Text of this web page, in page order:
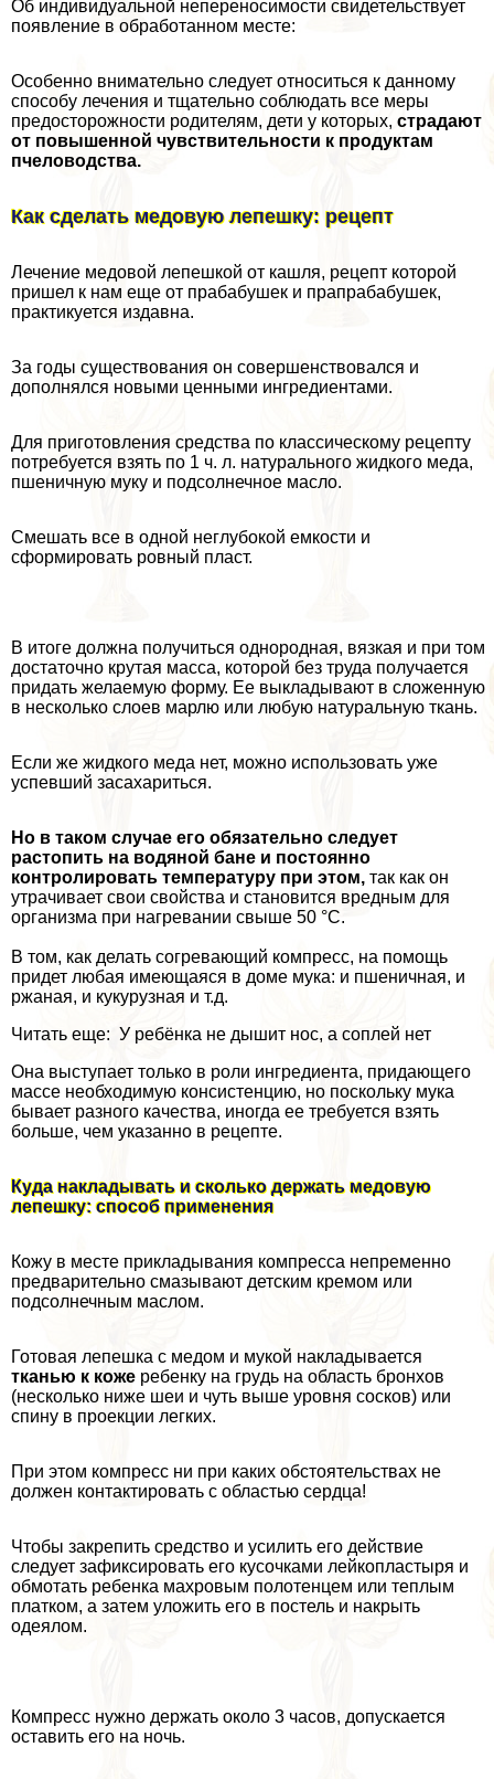
Об индивидуальной непереносимости свидетельствует
появление в обработанном месте:
Особенно внимательно следует относиться к данному
способу лечения и тщательно соблюдать все меры
предосторожности родителям, дети у которых, страдают
от повышенной чувствительности к продуктам
пчеловодства.
Как сделать медовую лепешку: рецепт
Лечение медовой лепешкой от кашля, рецепт которой
пришел к нам еще от пpaбабушек и прапpaбабушек,
пpaктикуется издавна.
За годы существования он совершенствовался и
дополнялся новыми ценными ингредиентами.
Для приготовления средства по классическому рецепту
потребуется взять по 1 ч. л. натурального жидкого меда,
пшеничную муку и подсолнечное масло.
Смешать все в одной неглубокой емкости и
сформировать ровный пласт.
В итоге должна получиться однородная, вязкая и при том
достаточно крутая масса, которой без труда получается
придать желаемую форму. Ее выкладывают в сложенную
в несколько слоев марлю или любую натуральную ткань.
Если же жидкого меда нет, можно использовать уже
успевший засахариться.
Но в таком случае его обязательно следует
растопить на водяной бане и постоянно
контролировать температуру при этом, так как он
утрачивает свои свойства и становится вредным для
организма при нагревании свыше 50 °С.
В том, как делать согревающий компресс, на помощь
придет любая имеющаяся в доме мука: и пшеничная, и
ржаная, и кукурузная и т.д.
Читать еще: У ребёнка не дышит нос, а соплей нет
Она выступает только в роли ингредиента, придающего
массе необходимую консистенцию, но поскольку мука
бывает разного качества, иногда ее требуется взять
больше, чем указанно в рецепте.
Куда накладывать и сколько держать медовую
лепешку: способ применения
Кожу в месте прикладывания компресса непременно
предварительно смазывают детским кремом или
подсолнечным маслом.
Готовая лепешка с медом и мукой накладывается
тканью к коже ребенку на гpyдь на область бронхов
(несколько ниже шеи и чуть выше уровня сосков) или
спину в проекции легких.
При этом компресс ни при каких обстоятельствах не
должен контактировать с областью сердца!
Чтобы закрепить средство и усилить его действие
следует зафиксировать его кусочками лейкопластыря и
обмотать ребенка махровым полотенцем или теплым
платком, а затем уложить его в постель и накрыть
одеялом.
Компресс нужно держать около 3 часов, допускается
оставить его на ночь.